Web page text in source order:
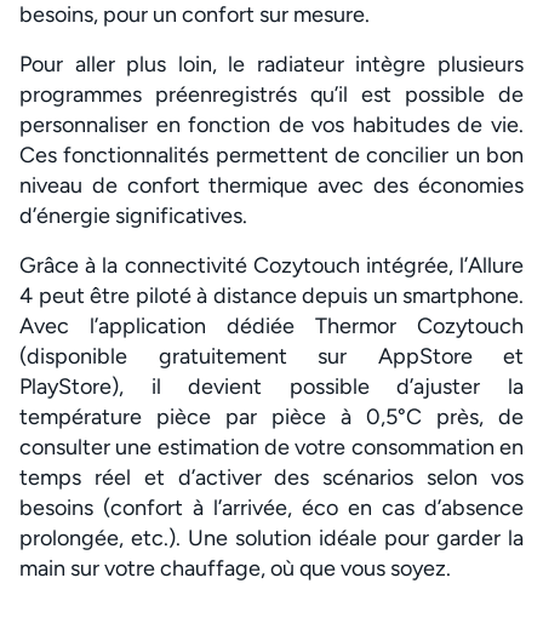
besoins, pour un confort sur mesure.
Pour aller plus loin, le radiateur intègre plusieurs
programmes préenregistrés qu’il est possible de
personnaliser en fonction de vos habitudes de vie.
Ces fonctionnalités permettent de concilier un bon
niveau de confort thermique avec des économies
d’énergie significatives.
Grâce à la connectivité Cozytouch intégrée, l’Allure
4 peut être piloté à distance depuis un smartphone.
Avec l’application dédiée Thermor Cozytouch
(disponible gratuitement sur AppStore et
PlayStore), il devient possible d’ajuster la
température pièce par pièce à 0,5°C près, de
consulter une estimation de votre consommation en
temps réel et d’activer des scénarios selon vos
besoins (confort à l’arrivée, éco en cas d’absence
prolongée, etc.). Une solution idéale pour garder la
main sur votre chauffage, où que vous soyez.